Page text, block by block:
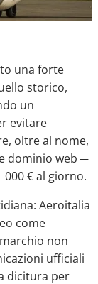
una forte
storico,
un
evitare
oltre al nome,
dominio web ─
€ al giorno.
Aeroitalia
come
non
ufficiali
dicitura per